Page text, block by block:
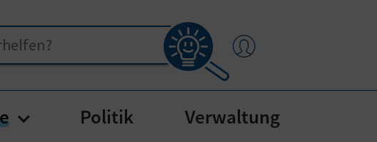
Submenu for "Bürgerservice"
Politik Verwaltung